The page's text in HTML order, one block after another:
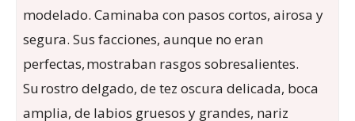
modelado. Caminaba con pasos cortos, airosa y
segura. Sus facciones, aunque no eran
perfectas, mostraban rasgos sobresalientes.
Su rostro delgado, de tez oscura delicada, boca
amplia, de labios gruesos y grandes, nariz